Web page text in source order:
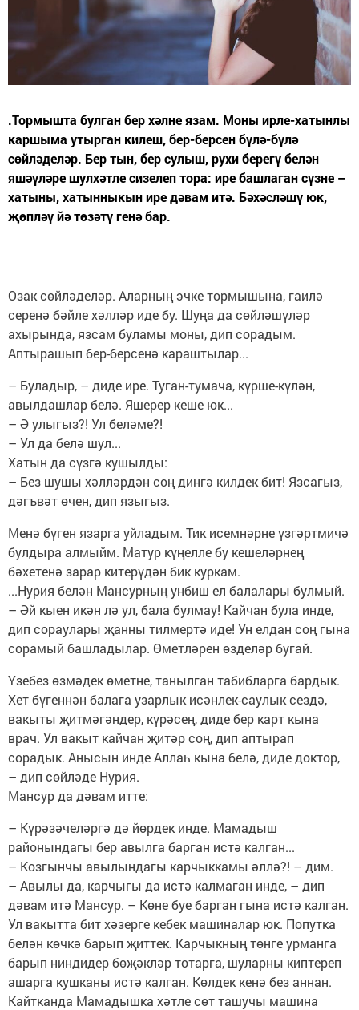
.Тормышта булган бер хәлне язам. Моны ирле-хатынлы
каршыма утырган килеш, бер-берсен бүлә-бүлә
сөйләделәр. Бер тын, бер сулыш, рухи берегү белән
яшәүләре шулхәтле сизелеп тора: ире башлаган сүзне –
хатыны, хатынныкын ире дәвам итә. Бәхәсләшү юк,
җөпләү йә төзәтү генә бар.
Озак сөйләделәр. Аларның эчке тормышына, гаилә
серенә бәйле хәлләр иде бу. Шуңа да сөйләшүләр
ахырында, язсам буламы моны, дип сорадым.
Аптырашып бер-берсенә караштылар...
– Буладыр, – диде ире. Туган-тумача, күрше-күлән,
авылдашлар белә. Яшерер кеше юк...
– Ә улыгыз?! Ул беләме?!
– Ул да белә шул...
Хатын да сүзгә кушылды:
– Без шушы хәлләрдән соң дингә килдек бит! Язсагыз,
дәгъвәт өчен, дип языгыз.
Менә бүген язарга уйладым. Тик исемнәрне үзгәртмичә
булдыра алмыйм. Матур күңелле бу кешеләрнең
бәхетенә зарар китерүдән бик куркам.
...Нурия белән Мансурның унбиш ел балалары булмый.
– Әй кыен икән лә ул, бала булмау! Кайчан була инде,
дип сораулары җанны тилмертә иде! Ун елдан соң гына
сорамый башладылар. Өметләрен өзделәр бугай.
Үзебез өзмәдек өметне, танылган табибларга бардык.
Хет бүгеннән балага узарлык исәнлек-саулык сездә,
вакыты җитмәгәндер, күрәсең, диде бер карт кына
врач. Ул вакыт кайчан җитәр соң, дип аптырап
сорадык. Анысын инде Аллаһ кына белә, диде доктор,
– дип сөйләде Нурия.
Мансур да дәвам итте:
– Күрәзәчеләргә дә йөрдек инде. Мамадыш
районындагы бер авылга барган истә калган...
– Козгынчы авылындагы карчыккамы әллә?! – дим.
– Авылы да, карчыгы да истә калмаган инде, – дип
дәвам итә Мансур. – Көне буе барган гына истә калган.
Ул вакытта бит хәзерге кебек машиналар юк. Попутка
белән көчкә барып җиттек. Карчыкның төнге урманга
барып ниндидер бөҗәкләр тотарга, шуларны киптереп
ашарга кушканы истә калган. Көлдек кенә без аннан.
Кайтканда Мамадышка хәтле сөт ташучы машина